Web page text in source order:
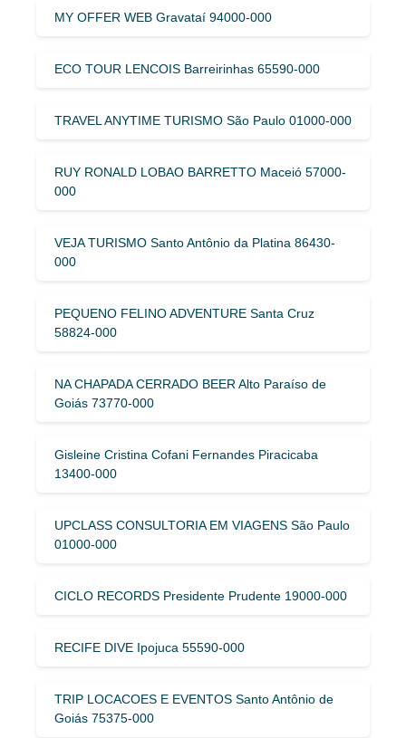
MY OFFER WEB Gravataí 94000-000
ECO TOUR LENCOIS Barreirinhas 65590-000
TRAVEL ANYTIME TURISMO São Paulo 01000-000
RUY RONALD LOBAO BARRETTO Maceió 57000-
000
VEJA TURISMO Santo Antônio da Platina 86430-
000
PEQUENO FELINO ADVENTURE Santa Cruz
58824-000
NA CHAPADA CERRADO BEER Alto Paraíso de
Goiás 73770-000
Gisleine Cristina Cofani Fernandes Piracicaba
13400-000
UPCLASS CONSULTORIA EM VIAGENS São Paulo
01000-000
CICLO RECORDS Presidente Prudente 19000-000
RECIFE DIVE Ipojuca 55590-000
TRIP LOCACOES E EVENTOS Santo Antônio de
Goiás 75375-000